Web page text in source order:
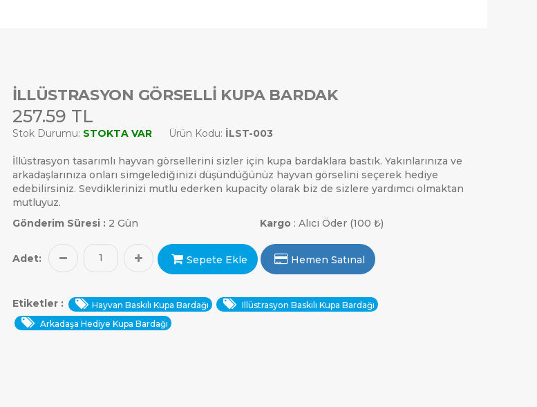
ARAMAK İÇIN ENTER'E BASIN
İLLÜSTRASYON GÖRSELLI KUPA BARDAK
257.59 TL
Stok Durumu: STOKTA VAR Ürün Kodu: ILST-003
İllüstrasyon tasarımlı hayvan görsellerini sizler için kupa bardaklara bastık. Yakınlarınıza ve
arkadaşlarınıza onları simgelediğinizi düşündüğünüz hayvan görselini seçerek hediye
edebilirsiniz. Sevdiklerinizi mutlu ederken kupacity olarak biz de sizlere yardımcı olmaktan
mutluyuz.
Gönderim Süresi :2 Gün Kargo : Alıcı Öder (100 ₺)
Adet: Sepete Ekle Hemen Satınal
Etiketler : Hayvan Baskılı Kupa Bardağı
Illüstrasyon Baskılı Kupa Bardağı
Arkadaşa Hediye Kupa Bardağı